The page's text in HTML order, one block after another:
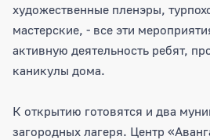
художественные пленэры,
мастерские, - все эти
активную деятельность ребят,
каникулы дома.
К открытию готовятся и два
загородных лагеря. Центр